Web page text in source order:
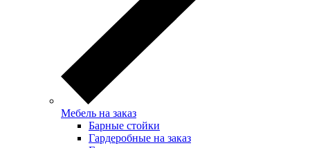
Мебель на заказ
Барные стойки
Гардеробные на заказ